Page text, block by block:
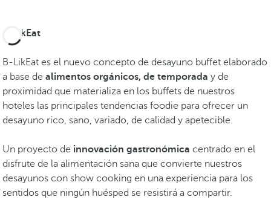
B-LikEat
B-LikEat es el nuevo concepto de desayuno buffet elaborado
a base de alimentos orgánicos, de temporada y de
proximidad que materializa en los buffets de nuestros
hoteles las principales tendencias foodie para ofrecer un
desayuno rico, sano, variado, de calidad y apetecible.
Un proyecto de innovación gastronómica centrado en el
disfrute de la alimentación sana que convierte nuestros
desayunos con show cooking en una experiencia para los
sentidos que ningún huésped se resistirá a compartir.